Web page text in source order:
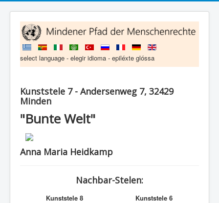
select language - elegir idioma - epiléxte glóssa
Kunststele 7 - Andersenweg 7, 32429
Minden
"Bunte Welt"
Anna Maria Heidkamp
Nachbar-Stelen:
Kunststele 8
Kunststele 6